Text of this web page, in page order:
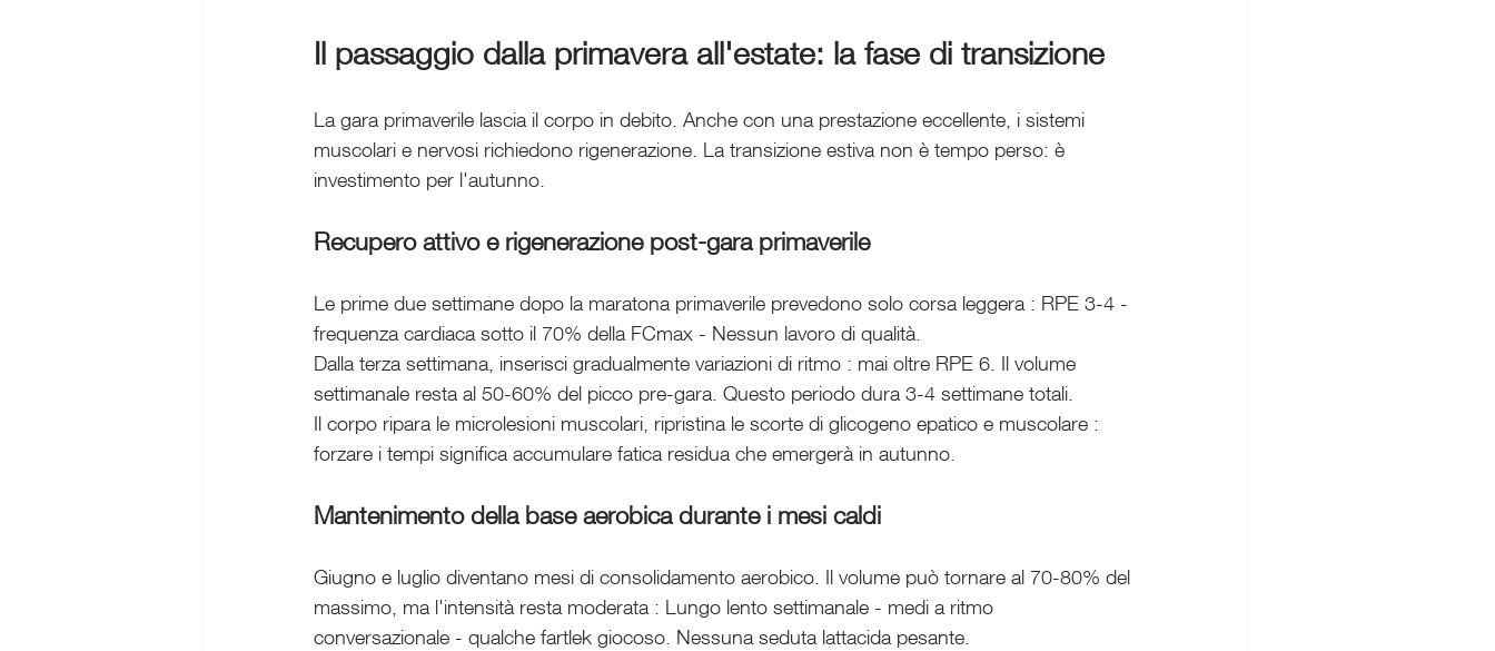
Il passaggio dalla primavera all'estate: la fase di transizione
La gara primaverile lascia il corpo in debito. Anche con una prestazione eccellente, i sistemi
muscolari e nervosi richiedono rigenerazione. La transizione estiva non è tempo perso: è
investimento per l'autunno.
Recupero attivo e rigenerazione post-gara primaverile
Le prime due settimane dopo la maratona primaverile prevedono solo corsa leggera : RPE 3-4 -
frequenza cardiaca sotto il 70% della FCmax - Nessun lavoro di qualità.
Dalla terza settimana, inserisci gradualmente variazioni di ritmo : mai oltre RPE 6. Il volume
settimanale resta al 50-60% del picco pre-gara. Questo periodo dura 3-4 settimane totali.
Il corpo ripara le microlesioni muscolari, ripristina le scorte di glicogeno epatico e muscolare :
forzare i tempi significa accumulare fatica residua che emergerà in autunno.
Mantenimento della base aerobica durante i mesi caldi
Giugno e luglio diventano mesi di consolidamento aerobico. Il volume può tornare al 70-80% del
massimo, ma l'intensità resta moderata : Lungo lento settimanale - medi a ritmo
conversazionale - qualche fartlek giocoso. Nessuna seduta lattacida pesante.